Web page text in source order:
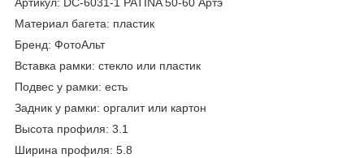
Материал багета: пластик
Бренд: ФотоАльт
Вставка рамки: стекло или пластик
Подвес у рамки: есть
Задник у рамки: оргалит или картон
Высота профиля: 3.1
Ширина профиля: 5.8